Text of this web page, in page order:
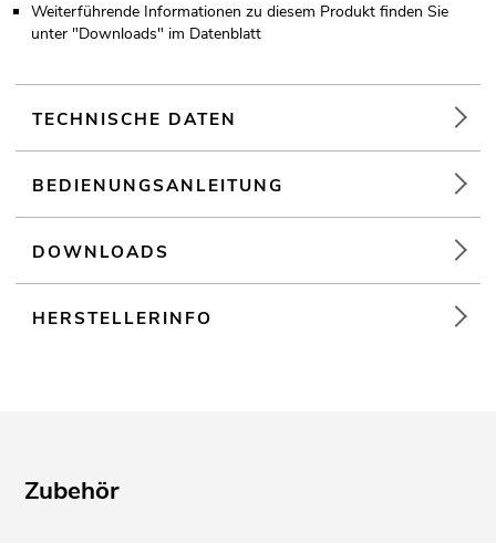
Weiterführende Informationen zu diesem Produkt finden Sie
unter "Downloads" im Datenblatt
TECHNISCHE DATEN
BEDIENUNGSANLEITUNG
DOWNLOADS
HERSTELLERINFO
Zubehör